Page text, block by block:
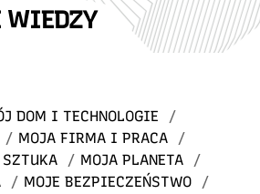
WIEDZY
DOM I TECHNOLOGIE
/
/ MOJA FIRMA I PRACA
/
/ MOJA PLANETA
/
/ MOJE BEZPIECZEŃSTWO
/